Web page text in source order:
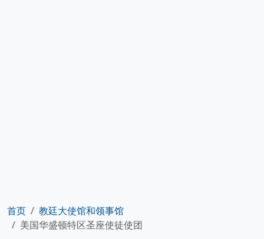
首页
教廷大使馆和领事馆
美国华盛顿特区圣座使徒使团